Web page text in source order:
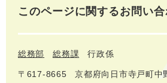
このページに関するお問い
総務部 総務課 行政係
〒617‐8665
京都府向日市寺戸町中